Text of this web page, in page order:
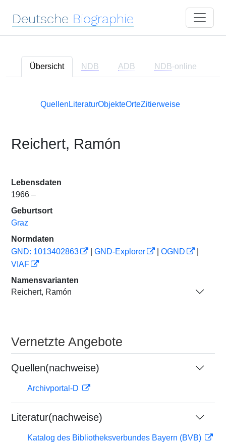
Deutsche Biographie
Übersicht NDB ADB NDB-online
Quellen LiteraturObjekteOrteZitierweise
Reichert, Ramón
Lebensdaten
1966 –
Geburtsort
Graz
Normdaten
GND: 1013402863
GND-Explorer OGND
VIAF
Namensvarianten
Reichert, Ramón
Vernetzte Angebote
Quellen(nachweise)
Archivportal-D
Literatur(nachweise)
Katalog des Bibliotheksverbundes Bayern (BVB)